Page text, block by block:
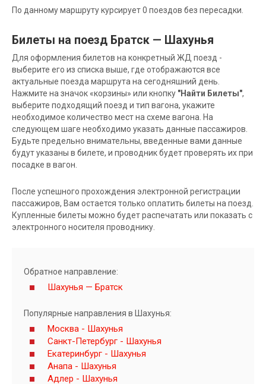
По данному маршруту курсирует 0 поездов без пересадки.
Билеты на поезд Братск — Шахунья
Для оформления билетов на конкретный ЖД поезд -
выберите его из списка выше, где отображаются все
актуальные поезда маршрута на сегодняшний день.
Нажмите на значок «корзины» или кнопку "Найти Билеты",
выберите подходящий поезд и тип вагона, укажите
необходимое количество мест на схеме вагона. На
следующем шаге необходимо указать данные пассажиров.
Будьте предельно внимательны, введенные вами данные
будут указаны в билете, и проводник будет проверять их при
посадке в вагон.
После успешного прохождения электронной регистрации
пассажиров, Вам остается только оплатить билеты на поезд.
Купленные билеты можно будет распечатать или показать с
электронного носителя проводнику.
Обратное направление:
Шахунья — Братск
Популярные направления в Шахунья:
Москва - Шахунья
Санкт-Петербург - Шахунья
Екатеринбург - Шахунья
Анапа - Шахунья
Адлер - Шахунья